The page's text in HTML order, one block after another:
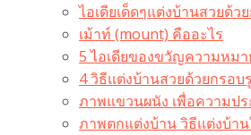
ไอเดียเด็ดๆแต่งบ้านสวยด้ว
เม้าท์ (mount) คืออะไร​
5 ไอเดียของขวัญความหมา
4 วิธีแต่งบ้านสวยด้วยกรอบ
ภาพแขวนผนัง เพื่อความป
ภาพตกแต่งบ้าน วิธีแต่งบ้า